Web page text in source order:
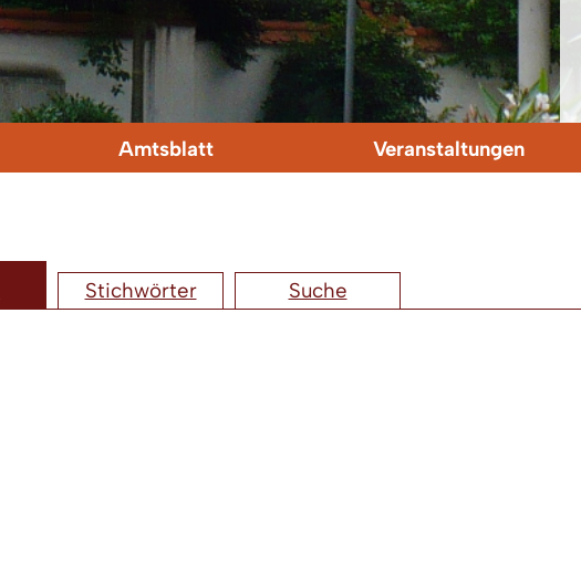
Amtsblatt Veranstaltungen
Stichwörter Suche